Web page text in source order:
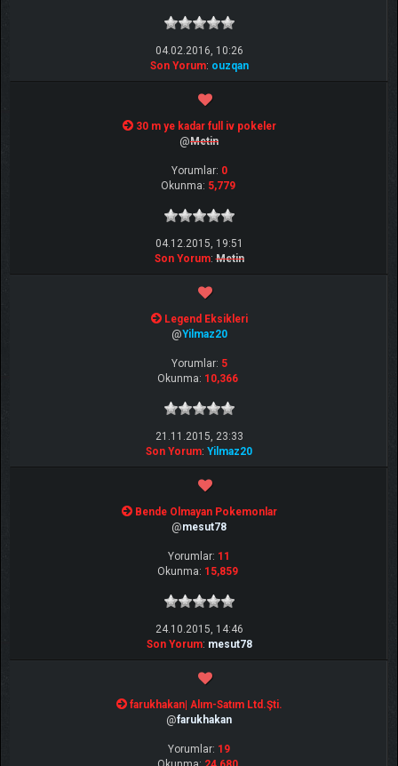
04.02.2016, 10:26
Son Yorum: ouzqan
30 m ye kadar full iv pokeler
@Metin
Yorumlar: 0
Okunma: 5,779
04.12.2015, 19:51
Son Yorum:Metin
Legend Eksikleri
@Yilmaz20
Yorumlar: 5
Okunma: 10,366
21.11.2015, 23:33
Son Yorum: Yilmaz20
Bende Olmayan Pokemonlar
@mesut78
Yorumlar: 11
Okunma: 15,859
24.10.2015, 14:46
Son Yorum: mesut78
farukhakan| Alım-Satım Ltd.Şti.
@farukhakan
Yorumlar: 19